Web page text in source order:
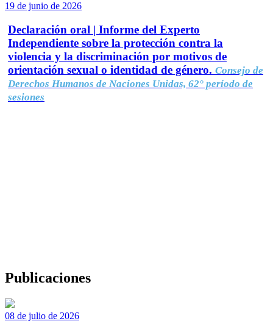
19 de junio de 2026
Declaración oral | Informe del Experto
Independiente sobre la protección contra la
violencia y la discriminación por motivos de
orientación sexual o identidad de género. Consejo de
Derechos Humanos de Naciones Unidas, 62° período de
sesiones
Publicaciones
08 de julio de 2026